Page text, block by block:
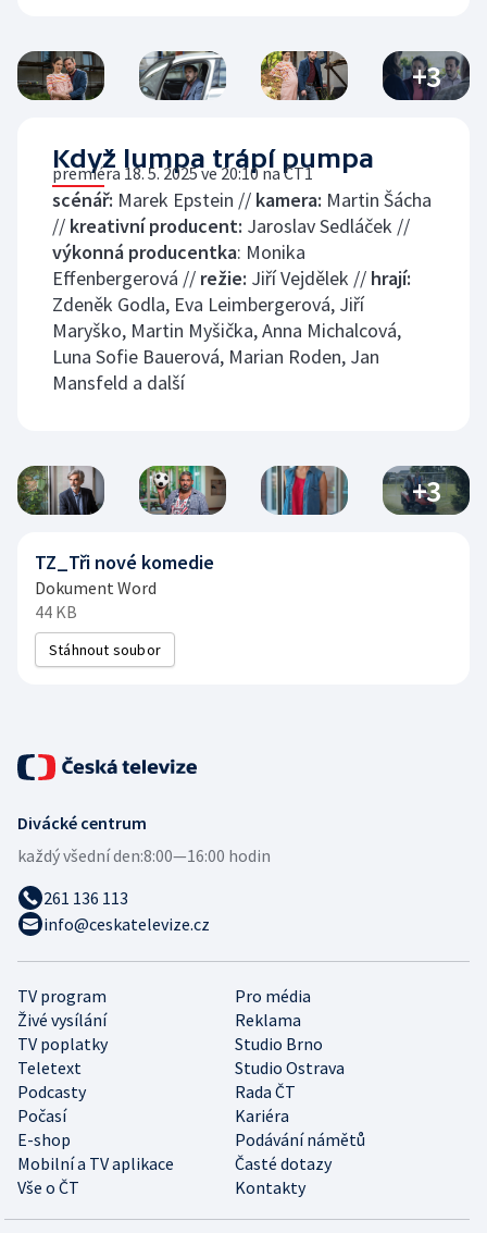
+3
Když lumpa trápí pumpa
premiéra 18. 5. 2025 ve 20:10 na ČT1
scénář: Marek Epstein // kamera: Martin Šácha
// kreativní producent: Jaroslav Sedláček //
výkonná producentka: Monika
Effenbergerová // režie: Jiří Vejdělek // hrají:
Zdeněk Godla, Eva Leimbergerová, Jiří
Maryško, Martin Myšička, Anna Michalcová,
Luna Sofie Bauerová, Marian Roden, Jan
Mansfeld a další
+3
TZ_Tři nové komedie
Dokument Word
44 KB
Stáhnout soubor
Divácké centrum
každý všední den:8:00—16:00 hodin
261 136 113
info@ceskatelevize.cz
TV program
Pro média
Živé vysílání
Reklama
TV poplatky
Studio Brno
Teletext
Studio Ostrava
Podcasty
Rada ČT
Počasí
Kariéra
E-shop
Podávání námětů
Mobilní a TV aplikace
Časté dotazy
Vše o ČT
Kontakty